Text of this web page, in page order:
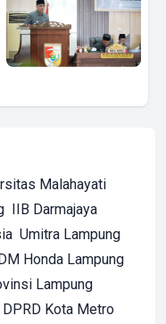
Malahayati
IIB Darmajaya
Umitra Lampung
Honda Lampung
Lampung
DPRD Kota Metro